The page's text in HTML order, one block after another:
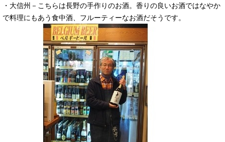
・大信州－こちらは長野の手作りのお酒。香りの良いお酒ではなやか
で料理にもあう食中酒、フルーティーなお酒だそうです。